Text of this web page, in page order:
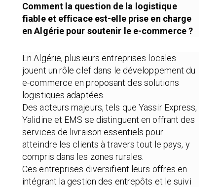
Comment la question de la logistique
fiable et efficace est-elle prise en charge
en Algérie pour soutenir le e-commerce ?
En Algérie, plusieurs entreprises locales
jouent un rôle clef dans le développement du
e-commerce en proposant des solutions
logistiques adaptées.
Des acteurs majeurs, tels que Yassir Express,
Yalidine et EMS se distinguent en offrant des
services de livraison essentiels pour
atteindre les clients à travers tout le pays, y
compris dans les zones rurales.
Ces entreprises diversifient leurs offres en
intégrant la gestion des entrepôts et le suivi